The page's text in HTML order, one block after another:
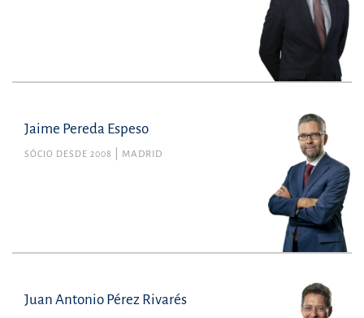
Jaime Pereda Espeso
SÓCIO DESDE 2008 MADRID
Juan Antonio Pérez Rivarés